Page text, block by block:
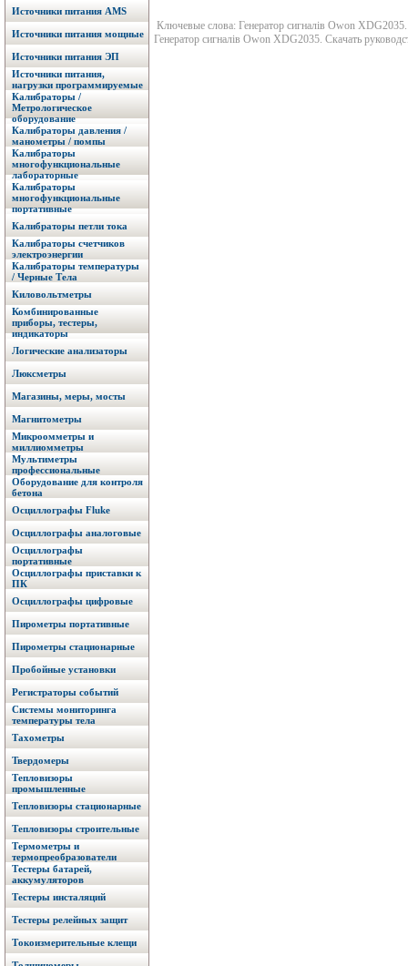
Источники питания AMS
Источники питания мощные
Источники питания ЭП
Источники питания,
нагрузки программируемые
Калибраторы /
Метрологическое
оборудование
Калибраторы давления /
манометры / помпы
Калибраторы
многофункциональные
лабораторные
Калибраторы
многофункциональные
портативные
Калибраторы петли тока
Калибраторы счетчиков
электроэнергии
Калибраторы температуры
/ Черные Тела
Киловольтметры
Комбинированные
приборы, тестеры,
индикаторы
Логические анализаторы
Люксметры
Магазины, меры, мосты
Магнитометры
Микроомметры и
миллиомметры
Мультиметры
профессиональные
Оборудование для контроля
бетона
Осциллографы Fluke
Осциллографы аналоговые
Осциллографы
портативные
Осциллографы приставки к
ПК
Осциллографы цифровые
Пирометры портативные
Пирометры стационарные
Пробойные установки
Регистраторы событий
Системы мониторинга
температуры тела
Тахометры
Твердомеры
Тепловизоры
промышленные
Тепловизоры стационарные
Тепловизоры строительные
Термометры и
термопреобразователи
Тестеры батарей,
аккумуляторов
Тестеры инсталяций
Тестеры релейных защит
Токоизмерительные клещи
Ключевые слова: Генератор сигналів Owon
Генератор сигналів Owon XDG2035. Скачать